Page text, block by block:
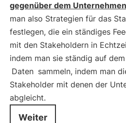
gegenüber dem
man also Strategien für das
festlegen, die ein ständiges
mit den Stakeholdern in
indem man sie ständig auf
Daten sammeln, indem man
Stakeholder mit denen der
abgleicht.
Weiter